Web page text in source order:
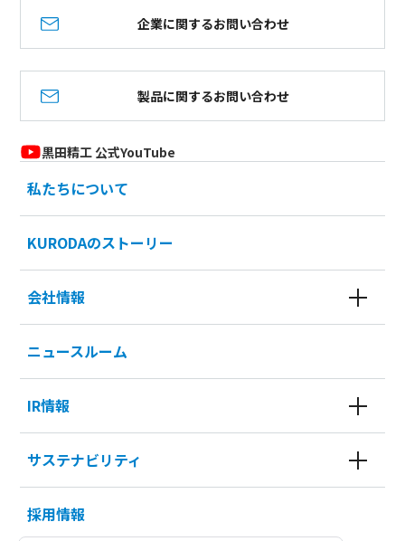
企業に関するお問い合わせ
製品に関するお問い合わせ
黒田精工 公式YouTube
私たちについて
KURODAのストーリー
会社情報
ニュースルーム
IR情報
サステナビリティ
採用情報